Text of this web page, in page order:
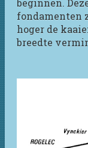
fondamenten
hoger de
breedte